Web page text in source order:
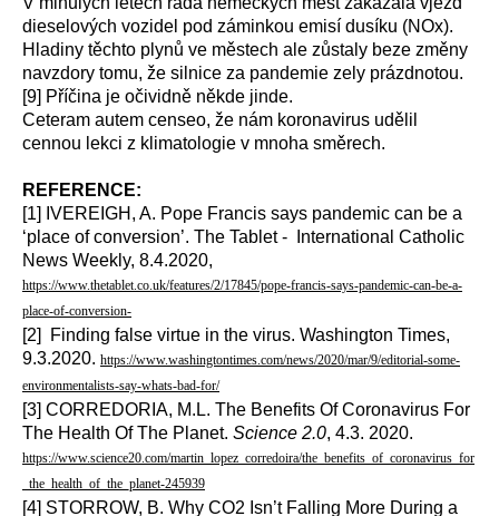
dieselových vozidel pod záminkou emisí dusíku (NOx).
Hladiny těchto plynů ve městech ale zůstaly beze změny
navzdory tomu, že silnice za pandemie zely prázdnotou.
[9] Příčina je očividně někde jinde.
Ceteram autem censeo, že nám koronavirus udělil
cennou lekci z klimatologie v mnoha směrech.
REFERENCE:
[1] IVEREIGH, A. Pope Francis says pandemic can be a
‘place of conversion’. The Tablet - International Catholic
News Weekly, 8.4.2020,
https://www.thetablet.co.uk/features/2/17845/pope-francis-says-pandemic-can-be-a-
place-of-conversion-
[2] Finding false virtue in the virus. Washington Times,
9.3.2020. https://www.washingtontimes.com/news/2020/mar/9/editorial-some-
environmentalists-say-whats-bad-for/
[3] CORREDORIA, M.L. The Benefits Of Coronavirus For
The Health Of The Planet. Science 2.0, 4.3. 2020.
https://www.science20.com/martin_lopez_corredoira/the_benefits_of_coronavirus_for
_the_health_of_the_planet-245939
[4] STORROW, B. Why CO2 Isn’t Falling More During a